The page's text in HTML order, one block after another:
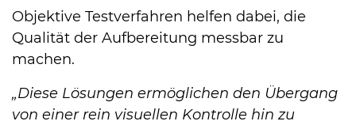
Objektive Testverfahren helfen dabei, die
Qualität der Aufbereitung messbar zu
machen.
„Diese Lösungen ermöglichen den Übergang
von einer rein visuellen Kontrolle hin zu